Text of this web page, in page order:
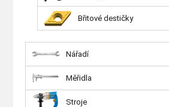
Břitové destičky
Nářadí
Měřidla
Stroje